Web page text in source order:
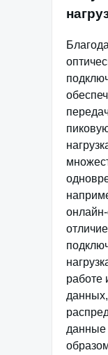
работе
данные